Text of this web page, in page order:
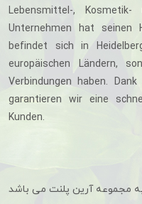
Lebensmittel-,
Unternehmen hat seinen
befindet sich in
europäischen Ländern,
Verbindungen haben.
garantieren wir eine
Kunden.